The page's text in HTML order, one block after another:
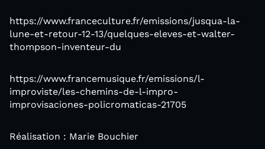
https://www.franceculture.fr/emissions/jusqua-la-
lune-et-retour-12-13/quelques-eleves-et-walter-
thompson-inventeur-du
https://www.francemusique.fr/emissions/l-
improviste/les-chemins-de-l-impro-
improvisaciones-policromaticas-21705
Réalisation : Marie Bouchier